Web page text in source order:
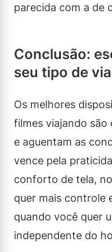
parecida com a de
Conclusão:
seu tipo de
Os melhores
filmes viajando são
e aguentam as
vence pela
conforto de tela,
quer mais controle
quando você quer
independente do